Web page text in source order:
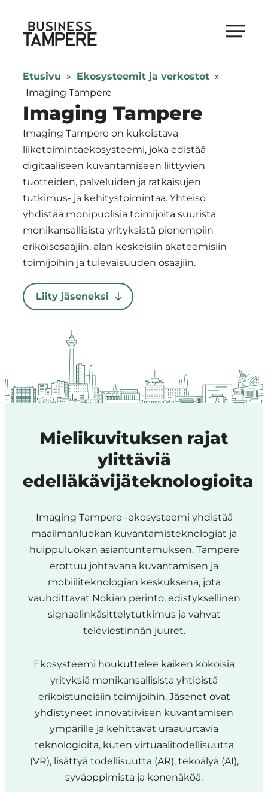
suoraan
sisältöön
Business Tampere
Tampere
supports
talents,
investors
and
entrepreneurs
in
making
a
smooth
start
in
Tampere
Region
Etusivu » Ekosysteemit ja verkostot »
Imaging Tampere
Imaging Tampere
Imaging Tampere on kukoistava
liiketoimintaekosysteemi, joka edistää
digitaaliseen kuvantamiseen liittyvien
tuotteiden, palveluiden ja ratkaisujen
tutkimus- ja kehitystoimintaa. Yhteisö
yhdistää monipuolisia toimijoita suurista
monikansallisista yrityksistä pienempiin
erikoisosaajiin, alan keskeisiin akateemisiin
toimijoihin ja tulevaisuuden osaajiin.
Liity jäseneksi
Mielikuvituksen rajat
ylittäviä
edelläkävijäteknologioita
Imaging Tampere -ekosysteemi yhdistää
maailmanluokan kuvantamisteknologiat ja
huippuluokan asiantuntemuksen. Tampere
erottuu johtavana kuvantamisen ja
mobiiliteknologian keskuksena, jota
vauhdittavat Nokian perintö, edistyksellinen
signaalinkäsittelytutkimus ja vahvat
televiestinnän juuret.
Ekosysteemi houkuttelee kaiken kokoisia
yrityksiä monikansallisista yhtiöistä
erikoistuneisiin toimijoihin. Jäsenet ovat
yhdistyneet innovatiivisen kuvantamisen
ympärille ja kehittävät uraauurtavia
teknologioita, kuten virtuaalitodellisuutta
(VR), lisättyä todellisuutta (AR), tekoälyä (AI),
syväoppimista ja konenäköä.